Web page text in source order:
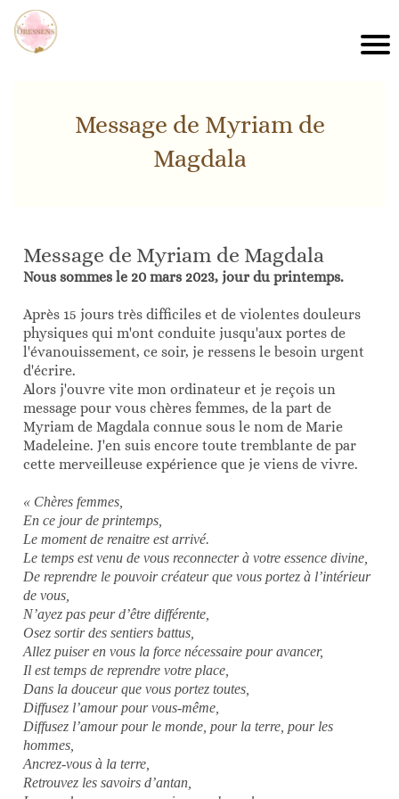
Message de Myriam de
Magdala
Message de Myriam de Magdala
Nous sommes le 20 mars 2023, jour du printemps.
Après 15 jours très difficiles et de violentes douleurs
physiques qui m'ont conduite jusqu'aux portes de
l'évanouissement, ce soir, je ressens le besoin urgent
d'écrire.
Alors j'ouvre vite mon ordinateur et je reçois un
message pour vous chères femmes, de la part de
Myriam de Magdala connue sous le nom de Marie
Madeleine. J'en suis encore toute tremblante de par
cette merveilleuse expérience que je viens de vivre.
« Chères femmes,
En ce jour de printemps,
Le moment de renaitre est arrivé.
Le temps est venu de vous reconnecter à votre essence divine,
De reprendre le pouvoir créateur que vous portez à l’intérieur
de vous,
N’ayez pas peur d’être différente,
Osez sortir des sentiers battus,
Allez puiser en vous la force nécessaire pour avancer,
Il est temps de reprendre votre place,
Dans la douceur que vous portez toutes,
Diffusez l’amour pour vous-même,
Diffusez l’amour pour le monde, pour la terre, pour les
hommes,
Ancrez-vous à la terre,
Retrouvez les savoirs d’antan,